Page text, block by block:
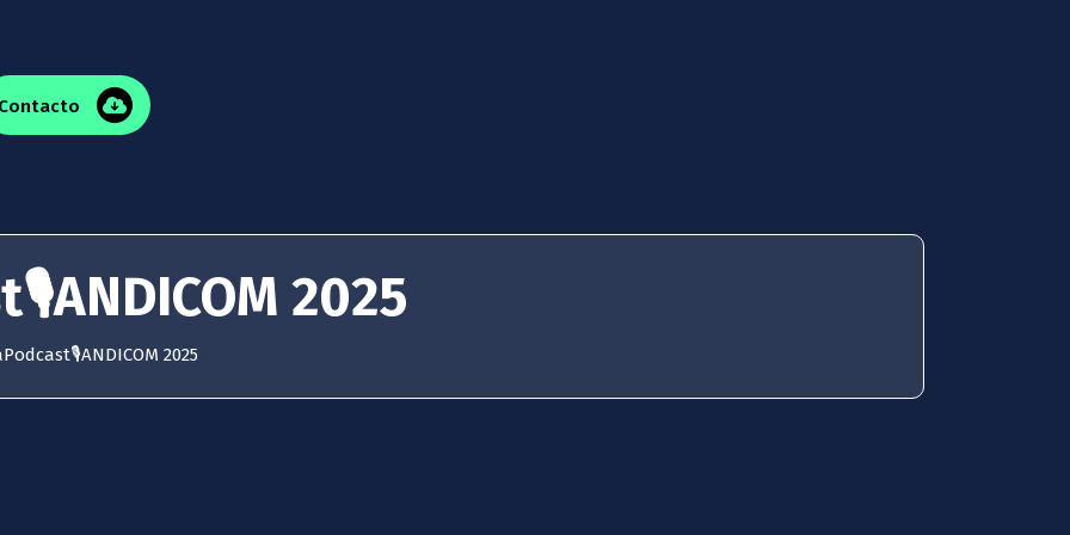
Contacto
2025
2025